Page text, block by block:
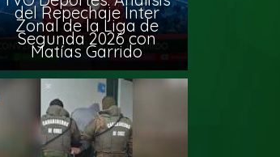
del Repechaje Inter
Zonal de la Liga de
Segunda 2026 con
Matías Garrido